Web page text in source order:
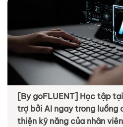
[By goFLUENT] Học tập
trợ bởi AI ngay trong luồng
thiện kỹ năng của nhân viên